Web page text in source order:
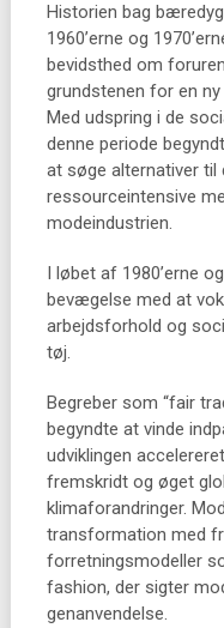
Historien bag
1960’erne og
bevidsthed om
grundstenen for en
Med udspring i de
denne periode
at søge alternativer til
ressourceintensive
modeindustrien.
I løbet af 1980’erne
bevægelse med at
arbejdsforhold og
tøj.
Begreber som “fair
begyndte at vinde
udviklingen
fremskridt og øget
klimaforandringer.
transformation med
forretningsmodeller
fashion, der sigter
genanvendelse.